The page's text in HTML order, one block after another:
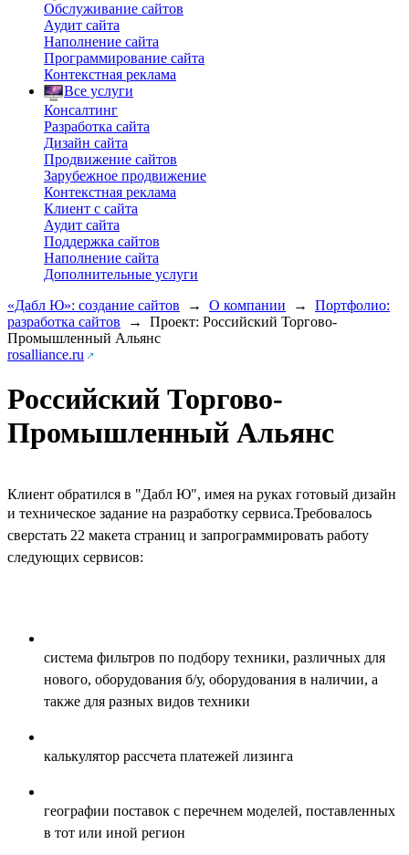
Обслуживание сайтов
Аудит сайта
Наполнение сайта
Программирование сайта
Контекстная реклама
Все услуги
Консалтинг
Разработка сайта
Дизайн сайта
Продвижение сайтов
Зарубежное продвижение
Контекстная реклама
Клиент с сайта
Аудит сайта
Поддержка сайтов
Наполнение сайта
Дополнительные услуги
«Дабл Ю»: создание сайтов
→ О компании →
Портфолио:
разработка сайтов
→
Проект: Российский Торгово-
Промышленный Альянс
rosalliance.ru
Российский Торгово-
Промышленный Альянс
Клиент обратился в "Дабл Ю", имея на руках готовый дизайн
и техническое задание на разработку сервиса.Требовалось
сверстать 22 макета страниц и запрограммировать работу
следующих сервисов:
система фильтров по подбору техники, различных для
нового, оборудования б/у, оборудования в наличии, а
также для разных видов техники
калькулятор рассчета платежей лизинга
географии поставок с перечнем моделей, поставленных
в тот или иной регион